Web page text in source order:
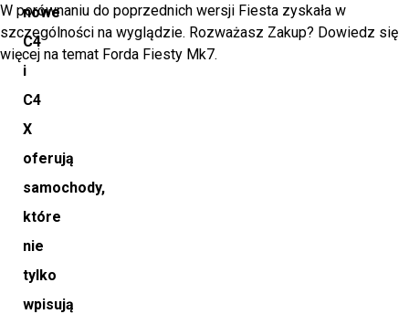
nowe
C4
i
C4
X
oferują
samochody,
które
nie
tylko
wpisują
W porównaniu do poprzednich wersji Fiesta zyskała w
szczególności na wyglądzie. Rozważasz Zakup? Dowiedz się
więcej na temat Forda Fiesty Mk7.